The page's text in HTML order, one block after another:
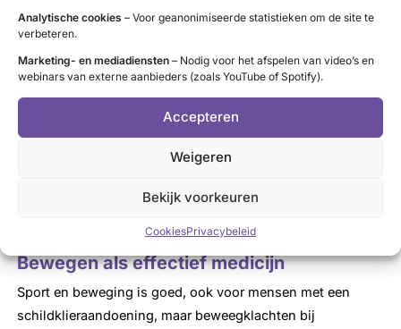
Analytische cookies – Voor geanonimiseerde statistieken om de site te
verbeteren.
Marketing- en mediadiensten – Nodig voor het afspelen van video’s en
webinars van externe aanbieders (zoals YouTube of Spotify).
Accepteren
Weigeren
Bekijk voorkeuren
CookiesPrivacybeleid
Beweegklachten bij behandelde hypothyreoïdie kunnen
zowel een barrière als een stimulans vormen voor het
uitoefenen van sport en beweging. Zo kan de aandoening
het vermogen om te bewegen beperken, terwijl regelmatig
bewegen juist verdere fysieke achteruitgang door de
aandoening kan voor -komen. Uit het onderzoek blijkt
bijvoorbeeld dat vermoeid – heid en energiegebrek worden
terwijl energie verbetering juist wordt gezien als een
Bewegen als effectief medicijn
Sport en beweging is goed, ook voor mensen met een
schildklieraandoening, maar beweegklachten bij